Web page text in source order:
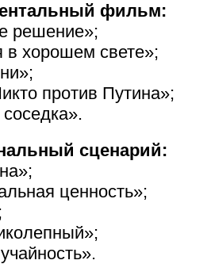
фильм:
решение»;
хорошем свете»;
против Путина»;
сценарий:
ценность»;